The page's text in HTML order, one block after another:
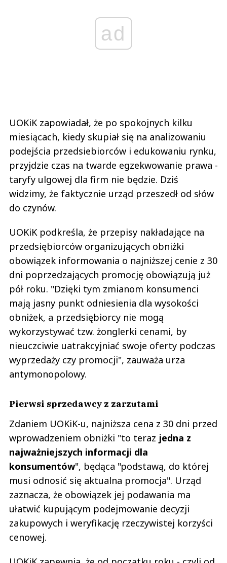
ad
UOKiK zapowiadał, że po spokojnych kilku
miesiącach, kiedy skupiał się na analizowaniu
podejścia przedsiebiorców i edukowaniu rynku,
przyjdzie czas na twarde egzekwowanie prawa -
taryfy ulgowej dla firm nie będzie. Dziś
widzimy, że faktycznie urząd przeszedł od słów
do czynów.
UOKiK podkreśla, że przepisy nakładające na
przedsiębiorców organizujących obniżki
obowiązek informowania o najniższej cenie z 30
dni poprzedzających promocję obowiązują już
pół roku. "Dzięki tym zmianom konsumenci
mają jasny punkt odniesienia dla wysokości
obniżek, a przedsiębiorcy nie mogą
wykorzystywać tzw. żonglerki cenami, by
nieuczciwie uatrakcyjniać swoje oferty podczas
wyprzedaży czy promocji", zauważa urza
antymonopolowy.
Pierwsi sprzedawcy z zarzutami
Zdaniem UOKiK-u, najniższa cena z 30 dni przed
wprowadzeniem obniżki "to teraz jedna z
najważniejszych informacji dla
konsumentów", będąca "podstawą, do której
musi odnosić się aktualna promocja". Urząd
zaznacza, że obowiązek jej podawania ma
ułatwić kupującym podejmowanie decyzji
zakupowych i weryfikację rzeczywistej korzyści
cenowej.